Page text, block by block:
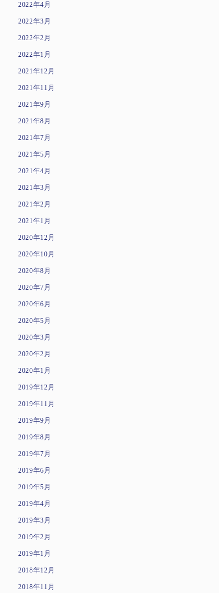
2022年4月
2022年3月
2022年2月
2022年1月
2021年12月
2021年11月
2021年9月
2021年8月
2021年7月
2021年5月
2021年4月
2021年3月
2021年2月
2021年1月
2020年12月
2020年10月
2020年8月
2020年7月
2020年6月
2020年5月
2020年3月
2020年2月
2020年1月
2019年12月
2019年11月
2019年9月
2019年8月
2019年7月
2019年6月
2019年5月
2019年4月
2019年3月
2019年2月
2019年1月
2018年12月
2018年11月